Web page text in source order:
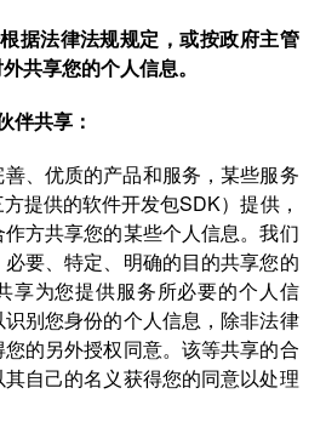
据法律法规规定，或按政府主管
共享您的个人信息。
伴共享：
、优质的产品和服务，某些服务
提供的软件开发包SDK）提供，
方共享您的某些个人信息。我们
要、特定、明确的目的共享您的
享为您提供服务所必要的个人信
别您身份的个人信息，除非法律
的另外授权同意。该等共享的合
自己的名义获得您的同意以处理